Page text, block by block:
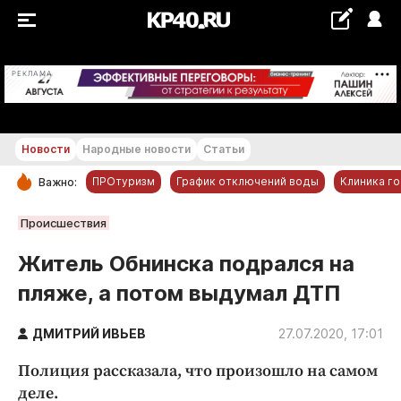
РЕКЛАМА +22...+23 °С
РУБРИКИ
Обнинск
Статьи
Народные новости
Благоустройство
Новости Народные новости Статьи
Важно: ПРОтуризм График отключений воды Клиника
Происшествия
Житель Обнинска подрался на
пляже, а потом выдумал ДТП
ДМИТРИЙ ИВЬЕВ 27.07.2020, 17:01
Полиция рассказала, что произошло на самом
деле.